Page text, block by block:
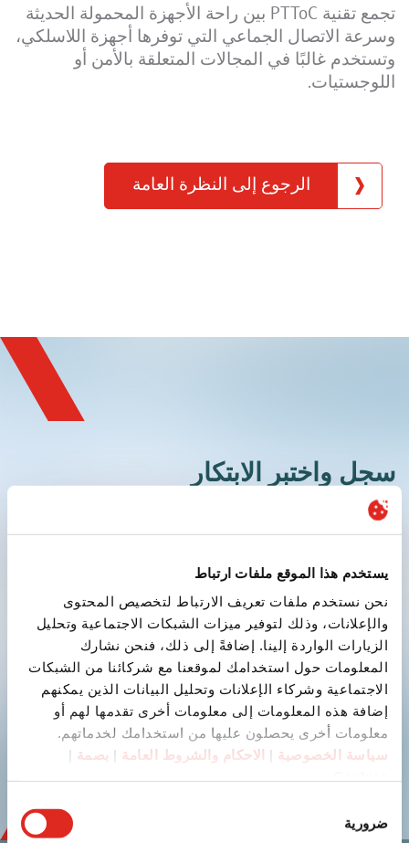
يستخدم هذا الموقع ملفات ارتباط
نحن نستخدم ملفات تعريف الارتباط لتخصيص المحتوى
والإعلانات، وذلك لتوفير ميزات الشبكات الاجتماعية وتحليل
الزيارات الواردة إلينا. إضافةً إلى ذلك، فنحن نشارك
المعلومات حول استخدامك لموقعنا مع شركائنا من الشبكات
الاجتماعية وشركاء الإعلانات وتحليل البيانات الذين يمكنهم
إضافة هذه المعلومات إلى معلومات أخرى تقدمها لهم أو
معلومات أخرى يحصلون عليها من استخدامك لخدماتهم.
سياسة الخصوصية | الاحكام والشروط العامة | بصمة |
الموافقة
ضرورية
تجمع تقنية PTToC بين راحة الأجهزة المحمولة الحديثة
وسرعة الاتصال الجماعي التي توفرها أجهزة اللاسلكي،
وتستخدم غالبًا في المجالات المتعلقة بالأمن أو
اللوجستيات.
الرجوع إلى النظرة العامة
سجل واختبر الابتكار
إرسال
linkedin
youtube